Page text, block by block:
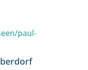
paul-